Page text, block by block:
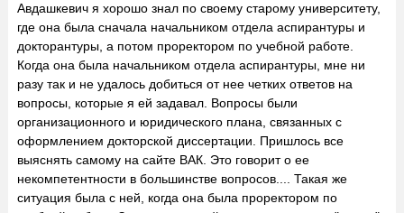
Авдашкевич я хорошо знал по своему старому университету,
где она была сначала начальником отдела аспирантуры и
докторантуры, а потом проректором по учебной работе.
Когда она была начальником отдела аспирантуры, мне ни
разу так и не удалось добиться от нее четких ответов на
вопросы, которые я ей задавал. Вопросы были
организационного и юридического плана, связанных с
оформлением докторской диссертации. Пришлось все
выяснять самому на сайте ВАК. Это говорит о ее
некомпетентности в большинстве вопросов.... Такая же
ситуация была с ней, когда она была проректором по